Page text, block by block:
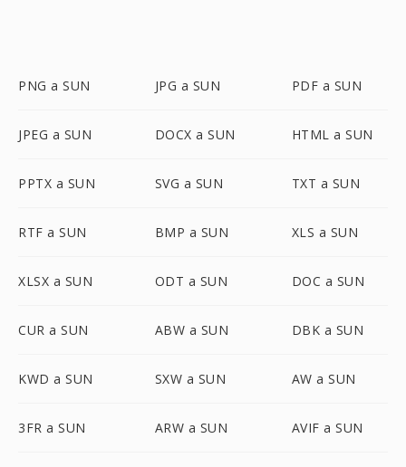
PNG a SUN JPG a SUN PDF a SUN
JPEG a SUN DOCX a SUN HTML a SUN
PPTX a SUN SVG a SUN TXT a SUN
RTF a SUN BMP a SUN XLS a SUN
XLSX a SUN ODT a SUN DOC a SUN
CUR a SUN ABW a SUN DBK a SUN
KWD a SUN SXW a SUN AW a SUN
3FR a SUN ARW a SUN AVIF a SUN